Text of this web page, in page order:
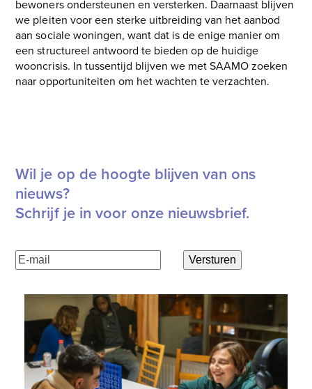
bewoners ondersteunen en versterken. Daarnaast blijven
we pleiten voor een sterke uitbreiding van het aanbod
aan sociale woningen, want dat is de enige manier om
een structureel antwoord te bieden op de huidige
wooncrisis. In tussentijd blijven we met SAAMO zoeken
naar opportuniteiten om het wachten te verzachten.
Wil je op de hoogte blijven van ons
nieuws?
Schrijf je in voor onze nieuwsbrief.
E-
mailadres(Vereist)
Versturen